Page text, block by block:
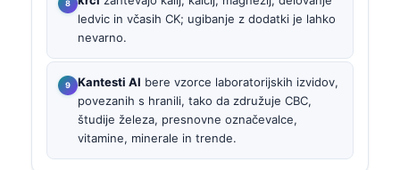
ledvic in včasih CK; ugibanje z dodatki je lahko
nevarno.
Kantesti AI bere vzorce laboratorijskih izvidov,
povezanih s hranili, tako da združuje CBC,
študije železa, presnovne označevalce,
vitamine, minerale in trende.